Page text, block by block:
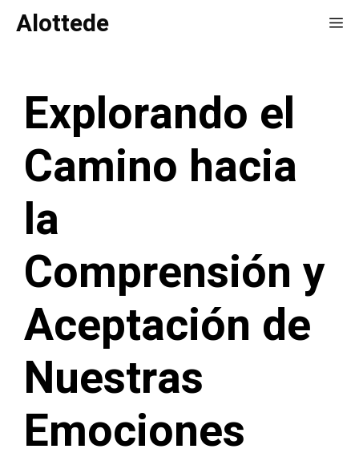
Saltar
Alottede
Explorando el
Camino hacia
la
Comprensión y
Aceptación de
Nuestras
Emociones